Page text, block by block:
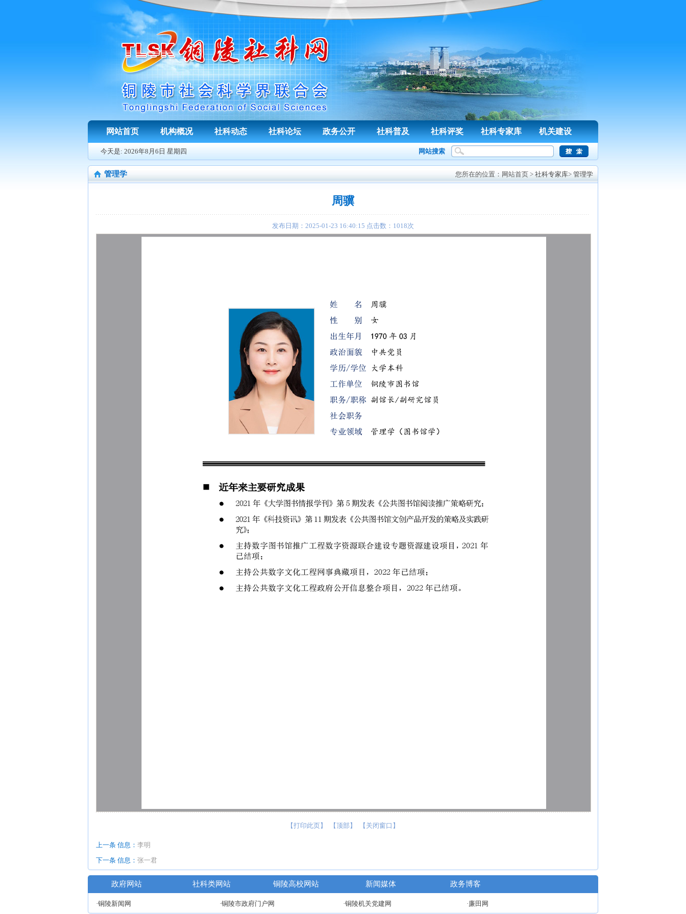
网站首页 机构概况 社科动态 社科论坛 政务公开 社科普及 社科评奖 社科专家库 机关建设
今天是: 2026年8月6日 星期四 网站搜索
管理学 您所在的位置： 网站首页 > 社科专家库> 管理学
周骥
发布日期： 2025-01-23 16:40:15 点击数： 1018次
【打印此页】 【顶部】 【关闭窗口】
上一条 信息： 李明
下一条 信息： 张一君
政府网站 社科类网站 铜陵高校网站 新闻媒体 政务博客
·铜陵新闻网 ·铜陵市政府门户网 ·铜陵机关党建网 ·廉田网